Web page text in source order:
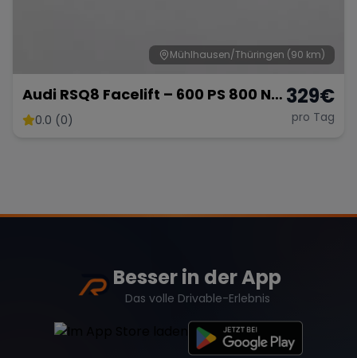
Mühlhausen/Thüringen (90 km)
Audi RSQ8 Facelift – 600 PS 800 NM
- SUV
0.0 (0)
329€
pro Tag
Besser in der App
Das volle Drivable-Erlebnis